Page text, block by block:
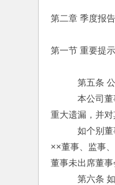
第二章 季度报
第一节 重要提示
第五条 公司
本公司董事会
重大遗漏，并
如个别董事、
××董事、监事
董事未出席董事
第六条 如季